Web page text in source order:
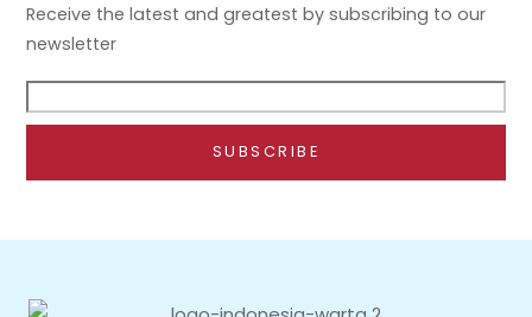
Receive the latest and greatest by subscribing to our
newsletter